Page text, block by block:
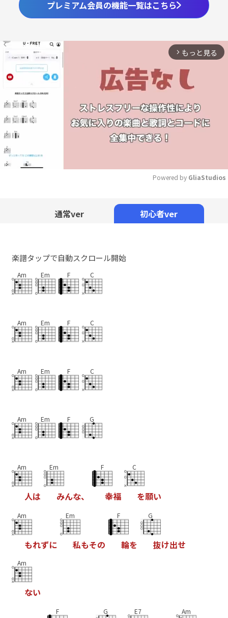
プレミアム会員の機能一覧はこちら
arrow_forward_ios もっと見る
Powered by GliaStudios
通常ver 初心者ver
楽譜タップで自動スクロール開始
Am Em F C
Am Em F C
Am Em F C
Am Em F G
Am
人は
Em
みんな、
F
幸福
C
を願い
Am
もれずに
Em
私もその
F
輪を
G
抜け出せ
Am
ない
F G E7 Am